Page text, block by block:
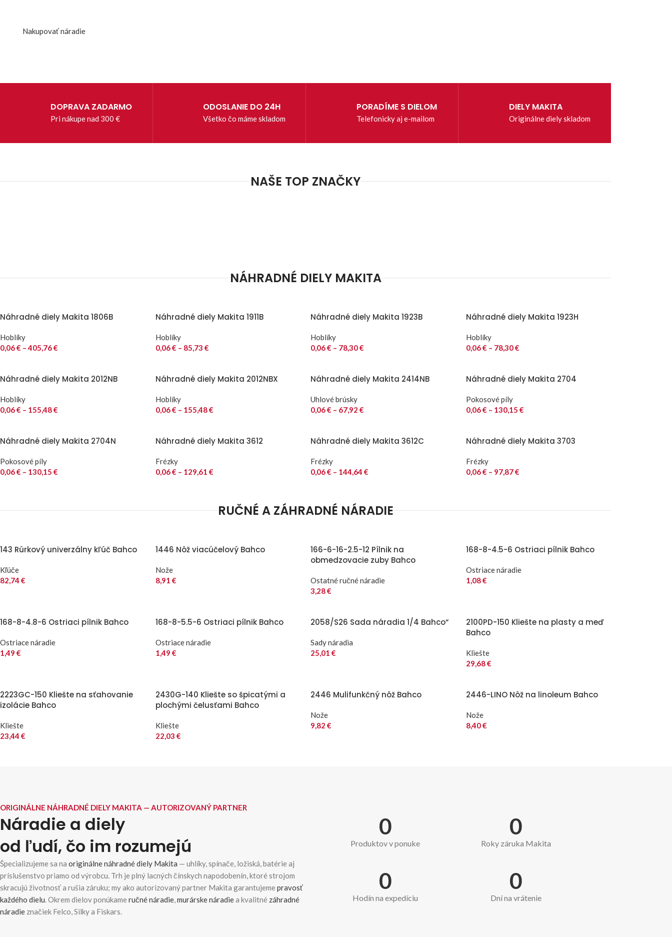
Nakupovať náradie
DOPRAVA ZADARMO
Pri nákupe nad 300 €
ODOSLANIE DO 24H
Všetko čo máme skladom
PORADÍME S DIELOM
Telefonicky aj e-mailom
DIELY MAKITA
Originálne diely skladom
NAŠE TOP ZNAČKY
NÁHRADNÉ DIELY MAKITA
Náhradné diely Makita 1806B
Hoblíky
0,06€ – 405,76€
Náhradné diely Makita 1911B
Hoblíky
0,06€ – 85,73 €
Náhradné diely Makita 1923B
Hoblíky
0,06€ – 78,30€
Náhradné diely Makita 1923H
Hoblíky
0,06€ – 78,30€
Náhradné diely Makita 2012NB
Hoblíky
0,06€ – 155,48€
Náhradné diely Makita 2012NBX
Hoblíky
0,06€ – 155,48€
Náhradné diely Makita 2414NB
Uhlové brúsky
0,06€ – 67,92 €
Náhradné diely Makita 2704
Pokosové píly
0,06€ – 130,15 €
Náhradné diely Makita 2704N
Pokosové píly
0,06€ – 130,15 €
Náhradné diely Makita 3612
Frézky
0,06€ – 129,61 €
Náhradné diely Makita 3612C
Frézky
0,06€ – 144,64 €
Náhradné diely Makita 3703
Frézky
0,06€ – 97,87€
RUČNÉ A ZÁHRADNÉ NÁRADIE
143 Rúrkový univerzálny kľúč Bahco
Kľúče
82,74 €
1446 Nôž viacúčelový Bahco
Nože
8,91 €
166-6-16-2.5-12 Pílnik na
obmedzovacie zuby Bahco
Ostatné ručné náradie
3,28€
168-8-4.5-6 Ostriaci pílnik Bahco
Ostriace náradie
1,08€
168-8-4.8-6 Ostriaci pílnik Bahco
Ostriace náradie
1,49 €
168-8-5.5-6 Ostriaci pílnik Bahco
Ostriace náradie
1,49 €
2058/S26 Sada náradia 1/4 Bahco“
Sady náradia
25,01 €
2100PD-150 Kliešte na plasty a meď
Bahco
Kliešte
29,68€
2223GC-150 Kliešte na sťahovanie
izolácie Bahco
Kliešte
23,44 €
2430G-140 Kliešte so špicatými a
plochými čelusťami Bahco
Kliešte
22,03 €
2446 Mulifunkčný nôž Bahco
Nože
9,82 €
2446-LINO Nôž na linoleum Bahco
Nože
8,40€
ORIGINÁLNE NÁHRADNÉ DIELY MAKITA — AUTORIZOVANÝ PARTNER
Náradie a diely
od ľudí, čo im rozumejú
Špecializujeme sa na originálne náhradné diely Makita — uhlíky, spínače, ložiská, batérie aj
príslušenstvo priamo od výrobcu. Trh je plný lacných čínskych napodobenín, ktoré strojom
skracujú životnosť a rušia záruku; my ako autorizovaný partner Makita garantujemepravosť
každého dielu. Okrem dielov ponúkameručné náradie,murárske náradiea kvalitné záhradné
náradie značiek Felco, Silky a Fiskars.
0
Produktov v ponuke
0
Roky záruka Makita
0
Hodín na expedíciu
0
Dní na vrátenie